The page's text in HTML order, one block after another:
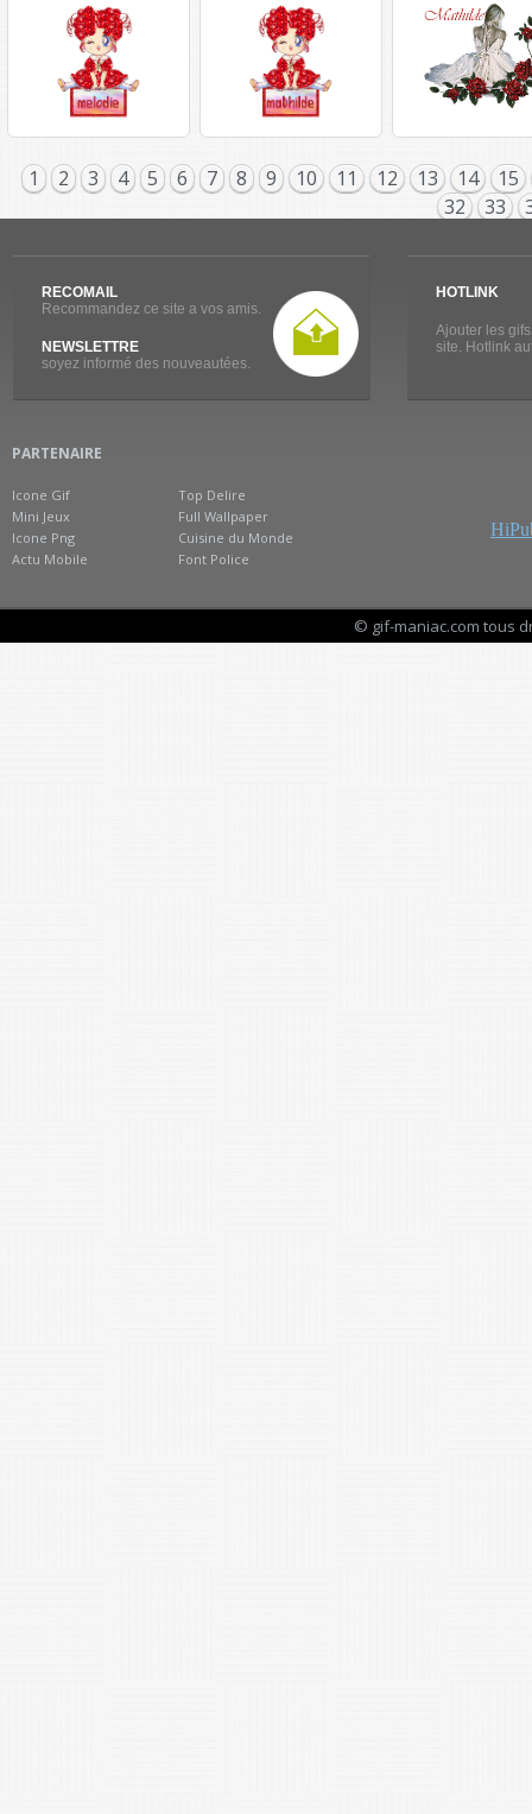
1 2 3 4 5 6 7 8 9 10 11 12 13 14
15
32
33
RECOMAIL
Recommandez ce site a vos amis.
NEWSLETTRE
soyez informé des nouveautées.
HOTLINK
Ajouter les
site. Hotlink
PARTENAIRE
Icone Gif
Mini Jeux
Icone Png
Actu Mobile
Top Delire
Full Wallpaper
Cuisine du Monde
Font Police
© gif-maniac.com tous